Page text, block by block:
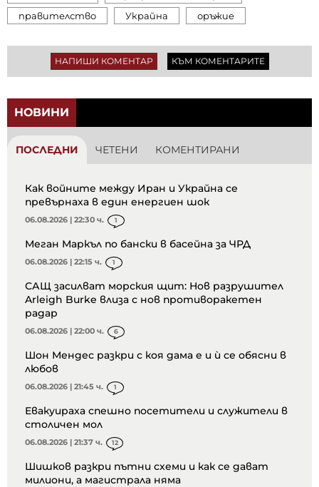
правителство
Украйна оръжие
НАПИШИ КОМЕНТАР КЪМ КОМЕНТАРИТЕ
НОВИНИ
ПОСЛЕДНИ ЧЕТЕНИ КОМЕНТИРАНИ
Как войните между Иран и Украйна се
превърнаха в един енергиен шок
06.08.2026 | 22:30 ч. 1
Меган Маркъл по бански в басейна за ЧРД
06.08.2026 | 22:15 ч. 1
САЩ засилват морския щит: Нов разрушител
Arleigh Burke влиза с нов противоракетен
радар
06.08.2026 | 22:00 ч. 6
Шон Мендес разкри с коя дама е и ѝ се обясни в
любов
06.08.2026 | 21:45 ч. 1
Евакуираха спешно посетители и служители в
столичен мол
06.08.2026 | 21:37 ч. 12
Шишков разкри пътни схеми и как се дават
милиони, а магистрала няма